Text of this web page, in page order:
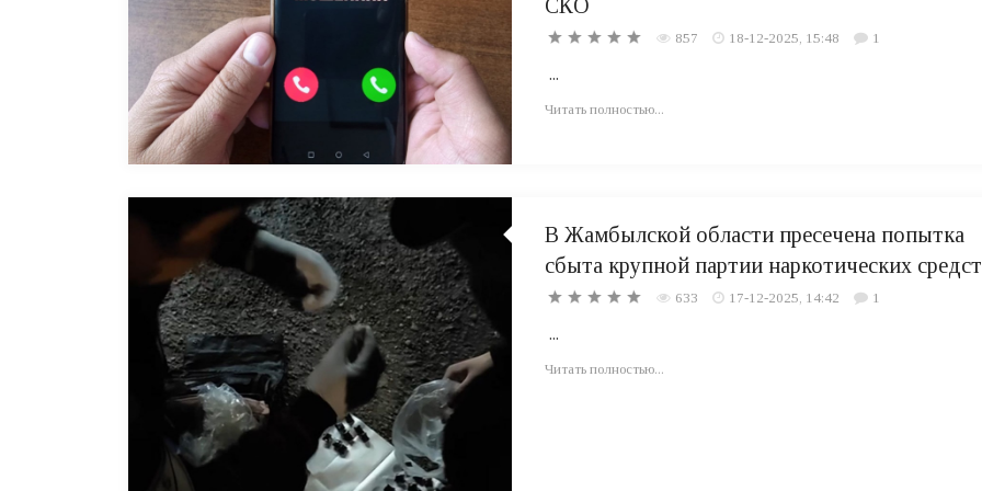
СКО
857 18-12-2025, 15:48 1
...
Читать полностью...
В Жамбылской области пресечена попытка
сбыта крупной партии наркотических
633 17-12-2025, 14:42 1
...
Читать полностью...